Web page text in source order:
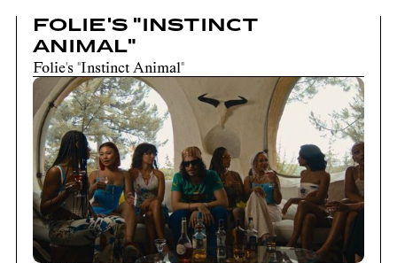
FOLIE'S "INSTINCT
ANIMAL"
Folie's "Instinct Animal"